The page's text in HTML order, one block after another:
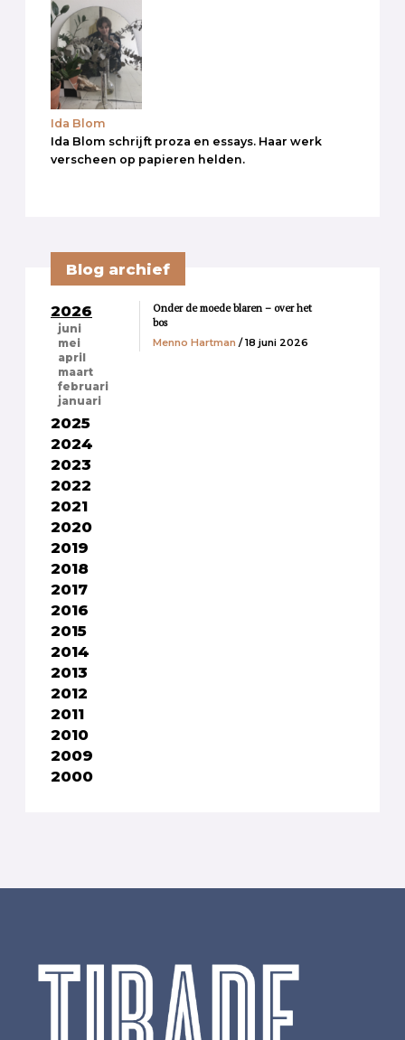
Ida Blom
Ida Blom schrijft proza en essays. Haar werk
verscheen op papieren helden.
Blog archief
2026
juni
mei
april
maart
februari
januari
2025
2024
2023
2022
2021
2020
2019
2018
2017
2016
2015
2014
2013
2012
2011
2010
2009
2000
Onder de moede blaren – over het
bos
Menno Hartman / 18 juni 2026